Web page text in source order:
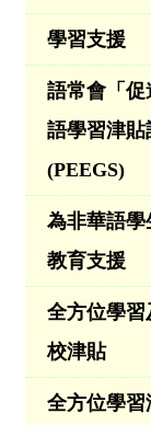
學習支援
語常會「促
語學習津貼
(PEEGS)
為非華語學
教育支援
全方位學習
校津貼
全方位學習